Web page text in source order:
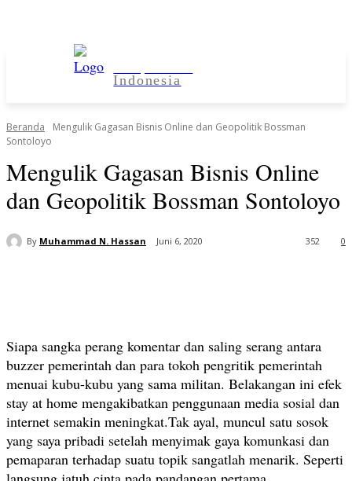
Indonesia
Beranda
Mengulik Gagasan Bisnis Online dan Geopolitik Bossman
Sontoloyo
Mengulik Gagasan Bisnis Online
dan Geopolitik Bossman Sontoloyo
By Muhammad N. Hassan Juni 6, 2020 0
352
Siapa sangka perang komentar dan saling serang antara
buzzer pemerintah dan para tokoh pengritik pemerintah
menuai kubu-kubu yang sama militan. Belakangan ini efek
stay at home mengakibatkan penggunaan media sosial dan
internet semakin meningkat.Tak ayal, muncul satu sosok
yang saya pribadi setelah menyimak gaya komunkasi dan
pemaparan terhadap suatu topik sangatlah menarik. Seperti